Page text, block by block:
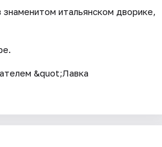
итальянском дворике,
&quot;Лавка